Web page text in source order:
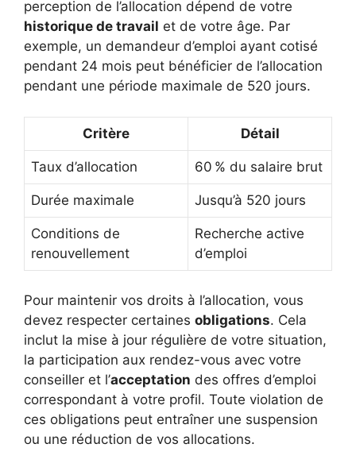
perception de l’allocation dépend de votre
historique de travail et de votre âge. Par
exemple, un demandeur d’emploi ayant cotisé
pendant 24 mois peut bénéficier de l’allocation
pendant une période maximale de 520 jours.
Critère Détail
Taux d’allocation 60 % du salaire brut
Durée maximale Jusqu’à 520 jours
Conditions de
renouvellement
Recherche active
d’emploi
Pour maintenir vos droits à l’allocation, vous
devez respecter certaines obligations. Cela
inclut la mise à jour régulière de votre situation,
la participation aux rendez-vous avec votre
conseiller et l’acceptation des offres d’emploi
correspondant à votre profil. Toute violation de
ces obligations peut entraîner une suspension
ou une réduction de vos allocations.